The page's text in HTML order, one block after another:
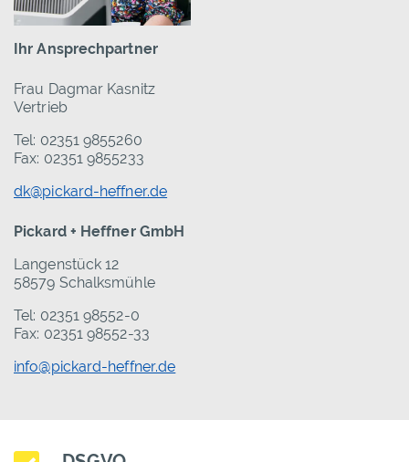
Ihr Ansprechpartner
Frau Dagmar Kasnitz
Vertrieb
Tel: 02351 9855260
Fax: 02351 9855233
dk@pickard-heffner.de
Pickard + Heffner GmbH
Langenstück 12
58579 Schalksmühle
Tel: 02351 98552-0
Fax: 02351 98552-33
info@pickard-heffner.de